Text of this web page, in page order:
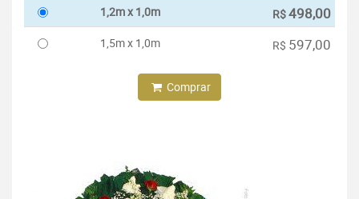
1,2m x 1,0m R$498,00
1,5m x 1,0m R$ 597,00
Comprar